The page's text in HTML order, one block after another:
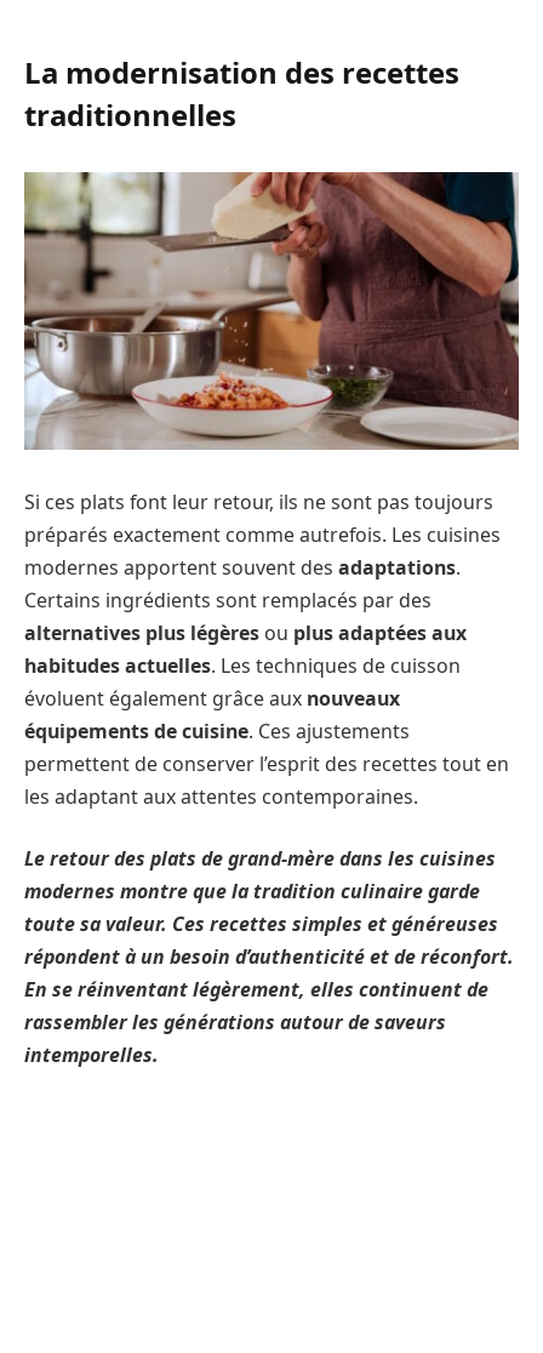
La modernisation des recettes
traditionnelles
Si ces plats font leur retour, ils ne sont pas toujours
préparés exactement comme autrefois. Les cuisines
modernes apportent souvent des adaptations.
Certains ingrédients sont remplacés par des
alternatives plus légères ou plus adaptées aux
habitudes actuelles. Les techniques de cuisson
évoluent également grâce aux nouveaux
équipements de cuisine. Ces ajustements
permettent de conserver l’esprit des recettes tout en
les adaptant aux attentes contemporaines.
Le retour des plats de grand-mère dans les cuisines
modernes montre que la tradition culinaire garde
toute sa valeur. Ces recettes simples et généreuses
répondent à un besoin d’authenticité et de réconfort.
En se réinventant légèrement, elles continuent de
rassembler les générations autour de saveurs
intemporelles.